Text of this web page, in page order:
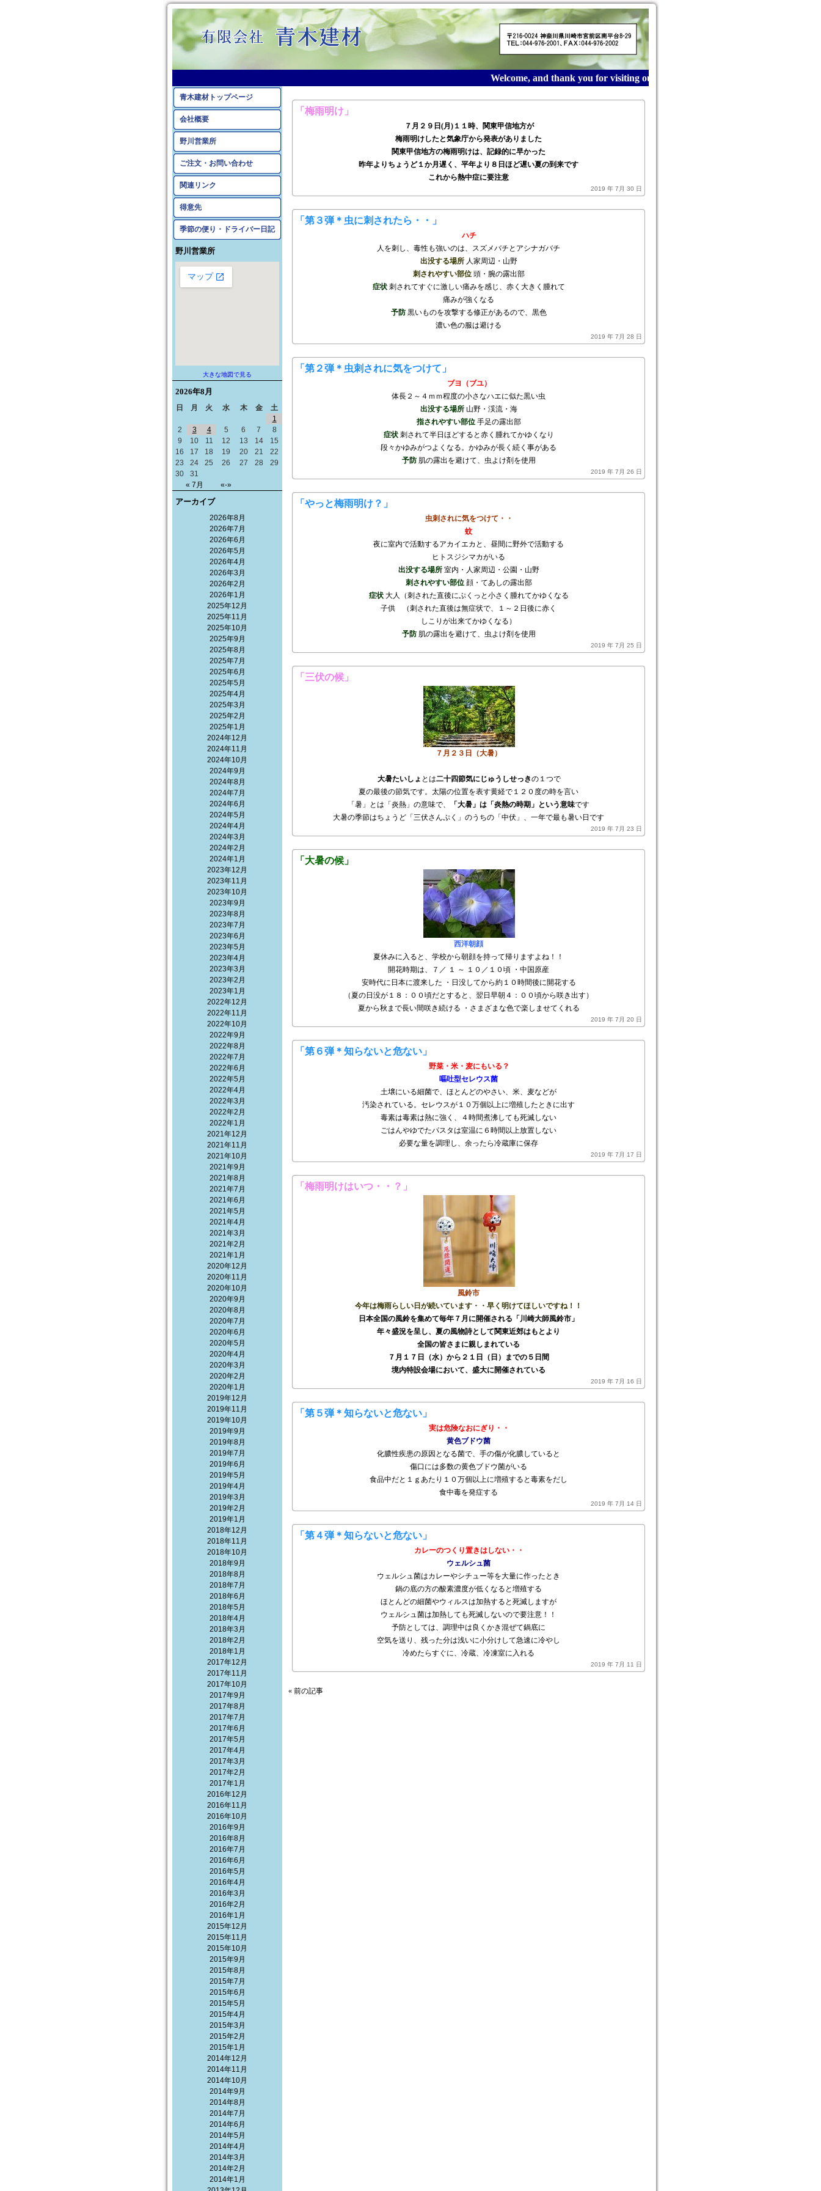
Welcome, and thank you for visiting our website! 産業廃棄物収集運搬は青木建材
青木建材トップページ
会社概要
野川営業所
ご注文・お問い合わせ
関連リンク
得意先
季節の便り・ドライバー日記
野川営業所
大きな地図で見る
2026年8月
日 月 火 水 木 金 土
« 7月 «-»
1
2
3 4 5 6 7
8
9
10 11 12 13 14
15
16
17 18 19 20 21
22
23
24 25 26 27 28
29
30
31
アーカイブ
2026年8月
2026年7月
2026年6月
2026年5月
2026年4月
2026年3月
2026年2月
2026年1月
2025年12月
2025年11月
2025年10月
2025年9月
2025年8月
2025年7月
2025年6月
2025年5月
2025年4月
2025年3月
2025年2月
2025年1月
2024年12月
2024年11月
2024年10月
2024年9月
2024年8月
2024年7月
2024年6月
2024年5月
2024年4月
2024年3月
2024年2月
2024年1月
2023年12月
2023年11月
2023年10月
2023年9月
2023年8月
2023年7月
2023年6月
2023年5月
2023年4月
2023年3月
2023年2月
2023年1月
2022年12月
2022年11月
2022年10月
2022年9月
2022年8月
2022年7月
2022年6月
2022年5月
2022年4月
2022年3月
2022年2月
2022年1月
2021年12月
2021年11月
2021年10月
2021年9月
2021年8月
2021年7月
2021年6月
2021年5月
2021年4月
2021年3月
2021年2月
2021年1月
2020年12月
2020年11月
2020年10月
2020年9月
2020年8月
2020年7月
2020年6月
2020年5月
2020年4月
2020年3月
2020年2月
2020年1月
2019年12月
2019年11月
2019年10月
2019年9月
2019年8月
2019年7月
2019年6月
2019年5月
2019年4月
2019年3月
2019年2月
2019年1月
2018年12月
2018年11月
2018年10月
2018年9月
2018年8月
2018年7月
2018年6月
2018年5月
2018年4月
2018年3月
2018年2月
2018年1月
2017年12月
2017年11月
2017年10月
2017年9月
2017年8月
2017年7月
2017年6月
2017年5月
2017年4月
2017年3月
2017年2月
2017年1月
2016年12月
2016年11月
2016年10月
2016年9月
2016年8月
2016年7月
2016年6月
2016年5月
2016年4月
2016年3月
2016年2月
2016年1月
2015年12月
2015年11月
2015年10月
2015年9月
2015年8月
2015年7月
2015年6月
2015年5月
2015年4月
2015年3月
2015年2月
2015年1月
2014年12月
2014年11月
2014年10月
2014年9月
2014年8月
2014年7月
2014年6月
2014年5月
2014年4月
2014年3月
2014年2月
2014年1月
「梅雨明け」
７月２９日(月)１１時、 関東甲信地方が
梅雨明けしたと気象庁から発表がありました
関東甲信地方の梅雨明けは、記録的に早かった
昨年よりちょうど１か月遅く、平年より８日ほど遅い夏の到来です
これから熱中症に要注意
2019 年 7月 30 日
「第３弾＊虫に刺されたら・・」
ハチ
人を刺し、毒性も強いのは、スズメバチとアシナガバチ
出没する場所 人家周辺・山野
刺されやすい部位 頭・腕の露出部
症状刺されてすぐに激しい痛みを感じ、赤く大きく腫れて
痛みが強くなる
予防黒いものを攻撃する修正があるので、黒色
濃い色の服は避ける
2019 年 7月 28 日
「第２弾＊虫刺されに気をつけて」
ブヨ（ブユ）
体長２～４ｍｍ程度の小さなハエに似た黒い虫
出没する場所山野・渓流・海
指されやすい部位手足の露出部
症状刺されて半日ほどすると赤く腫れてかゆくなり
段々かゆみがつよくなる。かゆみが長く続く事がある
予防 肌の露出を避けて、虫よけ剤を使用
2019 年 7月 26 日
「やっと梅雨明け？」
虫刺されに気をつけて・・
蚊
夜に室内で活動するアカイエカと、昼間に野外で活動する
ヒトスジシマカがいる
出没する場所室内・人家周辺・公園・山野
刺されやすい部位顔・てあしの露出部
症状大人（刺された直後にぷくっと小さく腫れてかゆくなる
子供 （刺された直後は無症状で、１～２日後に赤く
しこりが出来てかゆくなる）
予防肌の露出を避けて、虫よけ剤を使用
2019 年 7月 25 日
「三伏の候」
７月２３日（大暑）
大暑たいしょ とは二十四節気にじゅうしせっきの１つで
夏の最後の節気です。太陽の位置を表す黄経で１２０度の時を言い
「暑」とは「炎熱」の意味で、
「大暑」は「炎熱の時期」という意味です
大暑の季節はちょうど「三伏さんぷく」のうちの「中伏」、一年で最も暑い日です
2019 年 7月 23 日
「大暑の候」
西洋朝顔
夏休みに入ると、学校から朝顔を持って帰りますよね！！
開花時期は、７／ １ ～ １０／１０頃 ・中国原産
安時代に日本に渡来した ・日没してから約１０時間後に開花する
（夏の日没が１８：００頃だとすると、翌日早朝４：００頃から咲き出す）
夏から秋まで長い間咲き続ける ・さまざまな色で楽しませてくれる
2019 年 7月 20 日
「第６弾＊知らないと危ない」
野菜・米・麦にもいる？
嘔吐型セレウス菌
土壌にいる細菌で、ほとんどのやさい、米、麦などが
汚染されている。セレウスが１０万個以上に増殖したときに出す
毒素は毒素は熱に強く、４時間煮沸しても死滅しない
ごはんやゆでたパスタは室温に６時間以上放置しない
必要な量を調理し、余ったら冷蔵庫に保存
2019 年 7月 17 日
「梅雨明けはいつ・・？」
風鈴市
今年は梅雨らしい日が続いています・・早く明けてほしいですね！！
日本全国の風鈴を集めて毎年７月に開催される「川崎大師風鈴市」
年々盛況を呈し、夏の風物詩として関東近郊はもとより
全国の皆さまに親しまれている
７月１７日（水）から２１日（日）までの５日間
境内特設会場において、盛大に開催されている
2019 年 7月 16 日
「第５弾＊知らないと危ない」
実は危険なおにぎり・・
黄色ブドウ菌
化膿性疾患の原因となる菌で、手の傷が化膿していると
傷口には多数の黄色ブドウ菌がいる
食品中だと１ｇあたり１０万個以上に増殖すると毒素をだし
食中毒を発症する
2019 年 7月 14 日
「第４弾＊知らないと危ない」
カレーのつくり置きはしない・・
ウェルシュ菌
ウェルシュ菌はカレーやシチュー等を大量に作ったとき
鍋の底の方の酸素濃度が低くなると増殖する
ほとんどの細菌やウィルスは加熱すると死滅しますが
ウェルシュ菌は加熱しても死滅しないので要注意！！
予防としては、調理中は良くかき混ぜて鍋底に
空気を送り、残った分は浅いに小分けして急速に冷やし
冷めたらすぐに、冷蔵、冷凍室に入れる
2019 年 7月 11 日
« 前の記事